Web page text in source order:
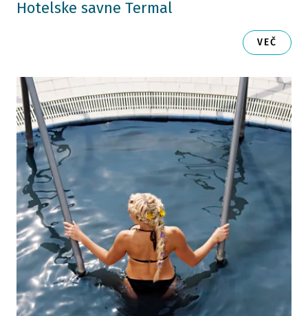
Hotelske savne Termal
VEČ